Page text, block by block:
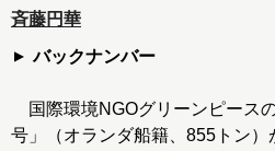
斉藤円華
バックナンバー
国際環境NGOグリーンピース
号」（オランダ船籍、855トン）